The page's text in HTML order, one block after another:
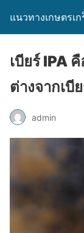
แนวทางเกษตรเ
เบียร์ IPA
ต่างจากเบี
admin